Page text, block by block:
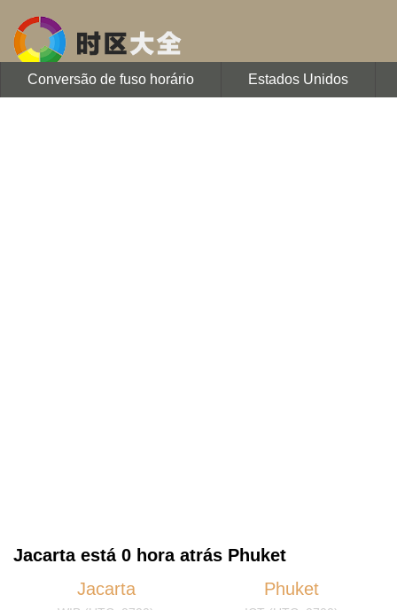
Conversão de fuso horário Estados Unidos
Jacarta está 0 hora atrás Phuket
Jacarta
Phuket